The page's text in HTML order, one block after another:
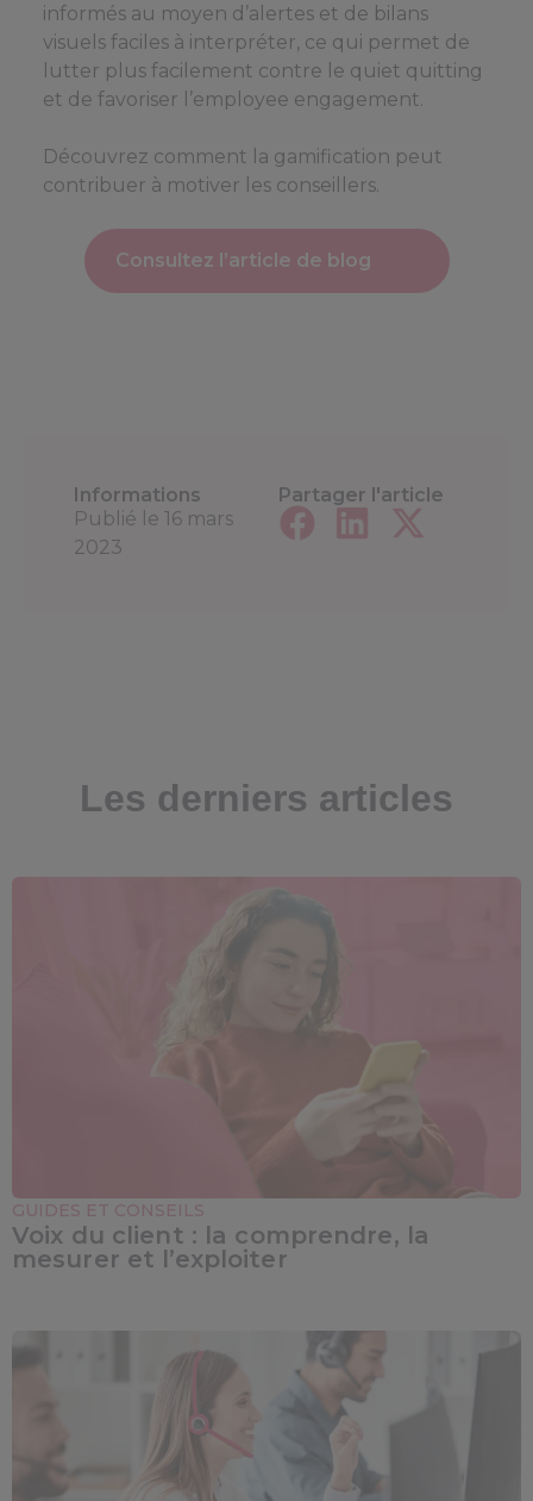
informés au moyen d’alertes et de bilans
visuels faciles à interpréter, ce qui permet de
lutter plus facilement contre le quiet quitting
et de favoriser l’employee engagement.
Découvrez comment la gamification peut
contribuer à motiver les conseillers.
Consultez l’article de blog
Informations
Publié le 16 mars
2023
Partager l'article
Les derniers articles
GUIDES ET CONSEILS
Voix du client : la comprendre, la
mesurer et l’exploiter